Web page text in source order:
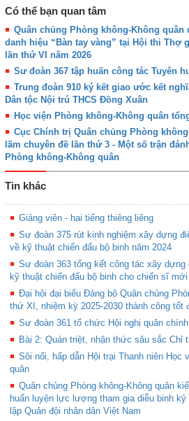
Có thể bạn quan tâm
Quân chủng Phòng không-Không quân
danh hiệu “Bàn tay vàng” tại Hội thi Thợ
lần thứ VI năm 2026
Sư đoàn 367 tập huấn công tác Tuyên
Trung đoàn 910 ký kết giao ước kết
Dân tộc Nội trú THCS Đồng Xuân
Học viện Phòng không-Không quân
Cục Chính trị Quân chủng Phòng
lãm chuyên đề lần thứ 3 - Một số trận
Phòng không-Không quân
Tin khác
Giảng viên - hai tiếng thiêng liêng
Sư đoàn 375 rút kinh nghiệm xây dựng
về kỹ thuật chiến đấu bộ binh năm 2024
Sư đoàn 363 tổng kết công tác xây
kỹ thuật chiến đấu bộ binh cho chiến sĩ mới
Đại hội đại biểu Đảng bộ Quân chủng
thứ XI, nhiệm kỳ 2025-2030 thành công tốt
Sư đoàn 361 tổ chức Hội nghị quân
Bài 2: Quán triệt, nhận thức sâu sắc Chỉ
Sôi nổi, hấp dẫn Hội trại Thanh niên Học
quân
Quân chủng Phòng không-Không quân
huấn luyện lực lượng tham gia diễu binh kỷ
lập Quân đội nhân dân Việt Nam